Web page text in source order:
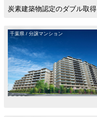
炭素建築物認定のダブル取得
千葉県 / 分譲マンション